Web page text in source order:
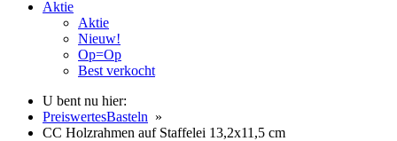
Aktie
Aktie
Nieuw!
Op=Op
Best verkocht
U bent nu hier:
PreiswertesBasteln »
CC Holzrahmen auf Staffelei 13,2x11,5 cm